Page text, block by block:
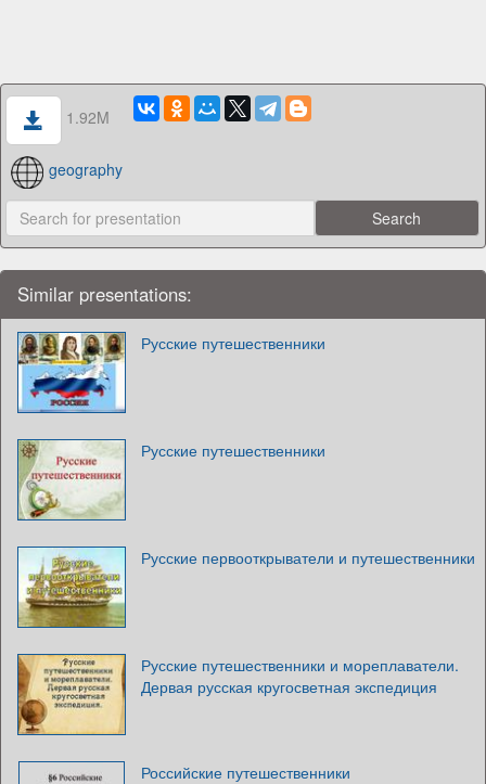
1.92M
geography
Similar presentations:
Русские путешественники
Русские путешественники
Русские первооткрыватели и путешественники
Русские путешественники и мореплаватели.
Дервая русская кругосветная экспедиция
Российские путешественники